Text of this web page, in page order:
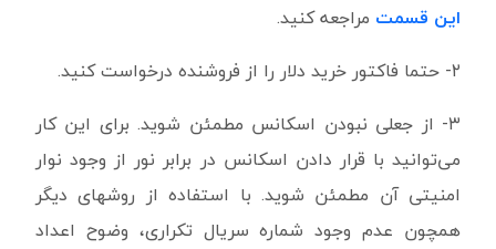
این قسمت مراجعه کنید.
۲- حتما فاکتور خرید دلار را از فروشنده درخواست کنید.
۳- از جعلی نبودن اسکانس مطمئن شوید. برای این کار
می‌توانید با قرار دادن اسکانس در برابر نور از وجود نوار
امنیتی آن مطمئن شوید. با استفاده از روشهای دیگر
همچون عدم وجود شماره سریال تکراری، وضوح اعداد